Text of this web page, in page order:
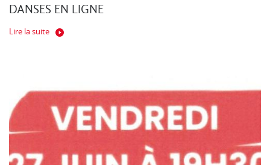
DANSES EN LIGNE
Lire la suite